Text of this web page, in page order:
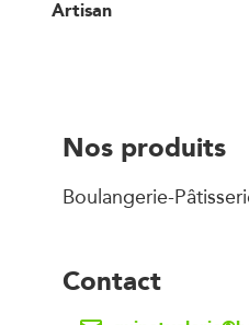
Artisan
Nos produits
Boulangerie-
Contact